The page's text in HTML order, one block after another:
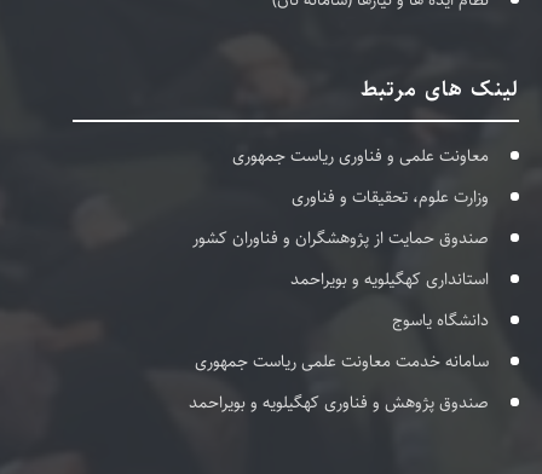
لینک های مرتبط
معاونت علمی و فناوری ریاست جمهوری
وزارت علوم، تحقیقات و فناوری
صندوق حمایت از پژوهشگران و فناوران کشور
استانداری کهگیلویه و بویراحمد
دانشگاه یاسوج
سامانه خدمت معاونت علمی ریاست جمهوری
صندوق پژوهش و فناوری کهگیلویه و بویراحمد